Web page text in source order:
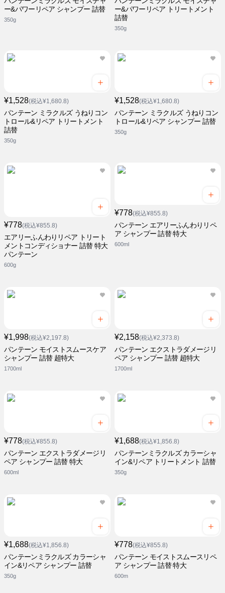
ー&パワーリペア シャンプー 詰替
350g
ー&パワーリペア トリートメント
詰替
350g
¥1,528(税込¥1,680.8)
パンテーン ミラクルズ うねりコン
トロール&リペア トリートメント
詰替
350g
¥1,528(税込¥1,680.8)
パンテーン ミラクルズ うねりコン
トロール&リペア シャンプー 詰替
350g
¥778(税込¥855.8)
エアリーふんわりリペア トリート
メントコンディショナー 詰替 特大
パンテーン
600g
¥778(税込¥855.8)
パンテーン エアリーふんわりリペ
ア シャンプー 詰替 特大
600ml
¥1,998(税込¥2,197.8)
パンテーン モイストスムースケア
シャンプー 詰替 超特大
1700ml
¥2,158(税込¥2,373.8)
パンテーン エクストラダメージリ
ペア シャンプー 詰替 超特大
1700ml
¥778(税込¥855.8)
パンテーン エクストラダメージリ
ペア シャンプー 詰替 特大
600ml
¥1,688(税込¥1,856.8)
パンテーンミラクルズ カラーシャ
イン&リペア トリートメント 詰替
350g
¥1,688(税込¥1,856.8)
パンテーンミラクルズ カラーシャ
イン&リペア シャンプー 詰替
350g
¥778(税込¥855.8)
パンテーン モイストスムースリペ
ア シャンプー 詰替 特大
600m